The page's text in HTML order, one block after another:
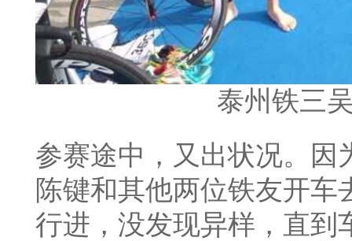
泰州铁三
参赛途中，又出状况。因
陈键和其他两位铁友开
行进，没发现异样，直到